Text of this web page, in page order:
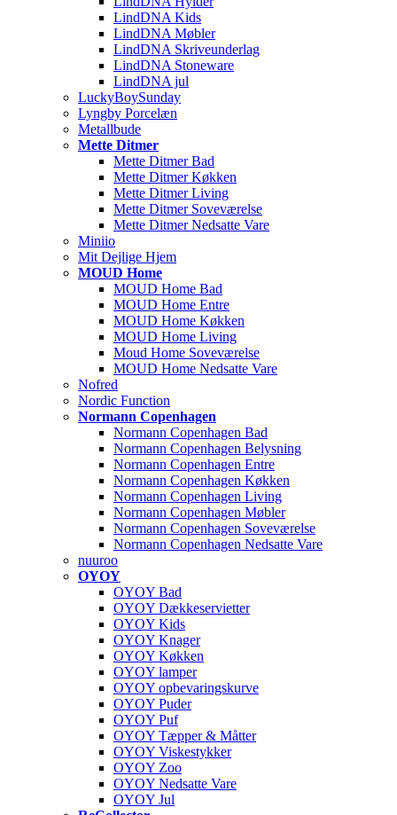
LindDNA Kids
LindDNA Møbler
LindDNA Skriveunderlag
LindDNA Stoneware
LindDNA jul
LuckyBoySunday
Lyngby Porcelæn
Metallbude
Mette Ditmer
Mette Ditmer Bad
Mette Ditmer Køkken
Mette Ditmer Living
Mette Ditmer Soveværelse
Mette Ditmer Nedsatte Vare
Miniio
Mit Dejlige Hjem
MOUD Home
MOUD Home Bad
MOUD Home Entre
MOUD Home Køkken
MOUD Home Living
Moud Home Soveværelse
MOUD Home Nedsatte Vare
Nofred
Nordic Function
Normann Copenhagen
Normann Copenhagen Bad
Normann Copenhagen Belysning
Normann Copenhagen Entre
Normann Copenhagen Køkken
Normann Copenhagen Living
Normann Copenhagen Møbler
Normann Copenhagen Soveværelse
Normann Copenhagen Nedsatte Vare
nuuroo
OYOY
OYOY Bad
OYOY Dækkeservietter
OYOY Kids
OYOY Knager
OYOY Køkken
OYOY lamper
OYOY opbevaringskurve
OYOY Puder
OYOY Puf
OYOY Tæpper & Måtter
OYOY Viskestykker
OYOY Zoo
OYOY Nedsatte Vare
OYOY Jul